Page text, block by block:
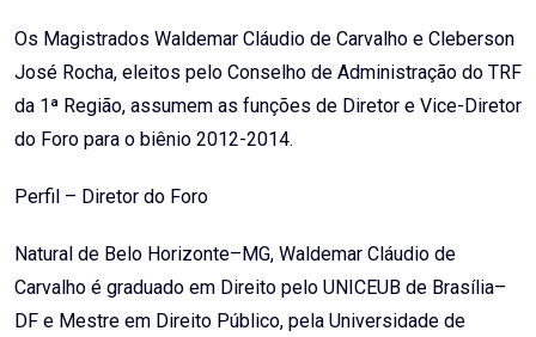
Os Magistrados Waldemar Cláudio de Carvalho e Cleberson
José Rocha, eleitos pelo Conselho de Administração do TRF
da 1ª Região, assumem as funções de Diretor e Vice-Diretor
do Foro para o biênio 2012-2014.
Perfil – Diretor do Foro
Natural de Belo Horizonte–MG, Waldemar Cláudio de
Carvalho é graduado em Direito pelo UNICEUB de Brasília–
DF e Mestre em Direito Público, pela Universidade de